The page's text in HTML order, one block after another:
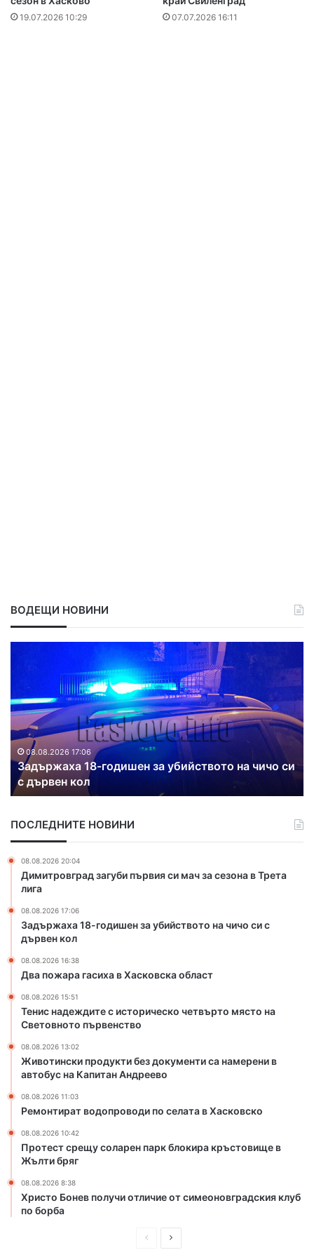
19.07.2026 10:29 07.07.2026 16:11
ВОДЕЩИ НОВИНИ
на чичо си
Д
в
а
п
о
ж
а
а
а
и
х
в
к
с
о
б
а
с
08.08.2026 16:38
Два пожара гасиха в Хасковска
ПОСЛЕДНИТЕ НОВИНИ
08.08.2026 20:04
Димитровград загуби първия си мач за сезона в Трета
лига
08.08.2026 17:06
Задържаха 18-годишен за убийството на чичо си с
дървен кол
08.08.2026 16:38
Два пожара гасиха в Хасковска област
08.08.2026 15:51
Тенис надеждите с историческо четвърто място на
Световното първенство
08.08.2026 13:02
Животински продукти без документи са намерени в
автобус на Капитан Андреево
08.08.2026 11:03
Ремонтират водопроводи по селата в Хасковско
08.08.2026 10:42
Протест срещу соларен парк блокира кръстовище в
Жълти бряг
08.08.2026 8:38
Христо Бонев получи отличие от симеоновградския клуб
по борба